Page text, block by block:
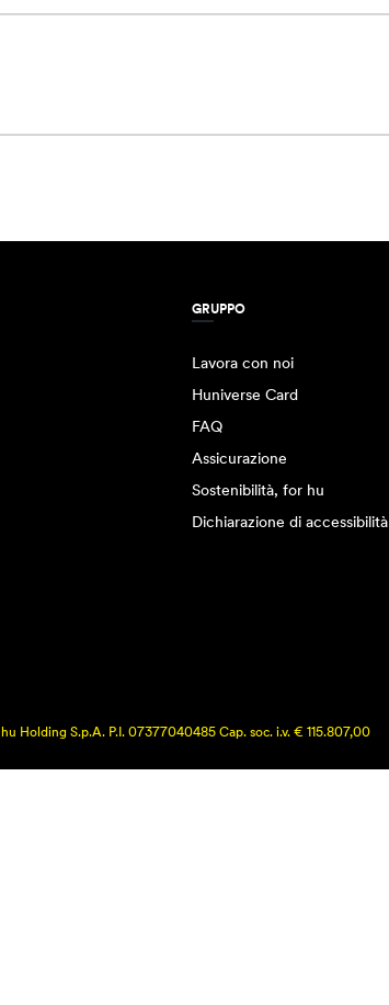
GRUPPO
Lavora con noi
Huniverse Card
FAQ
Assicurazione
Sostenibilità, for hu
Dichiarazione di accessibilità
Holding S.p.A. P.I. 07377040485 Cap. soc. i.v. € 115.807,00